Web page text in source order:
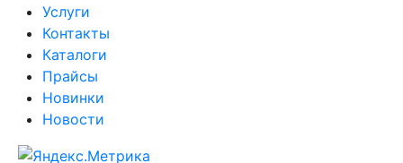
Услуги
Контакты
Каталоги
Прайсы
Новинки
Новости